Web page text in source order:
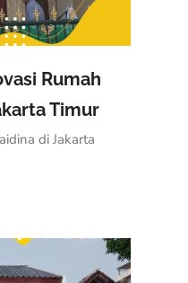
Rumah
Timur
di Jakarta